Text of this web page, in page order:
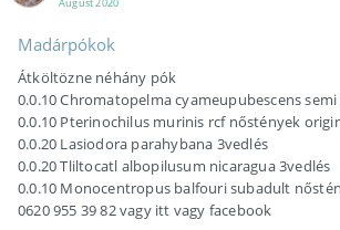
Madárpókok
Átköltözne néhány pók
0.0.10 Chromatopelma cyameupubescens
0.0.10 Pterinochilus murinis rcf nőstények
0.0.20 Lasiodora parahybana 3vedlés
0.0.20 Tliltocatl albopilusum nicaragua 3vedlés
0.0.10 Monocentropus balfouri subadult
0620 955 39 82 vagy itt vagy facebook